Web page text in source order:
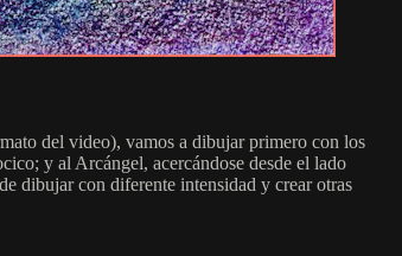
del video), vamos a dibujar primero con los
y al Arcángel, acercándose desde el lado
dibujar con diferente intensidad y crear otras